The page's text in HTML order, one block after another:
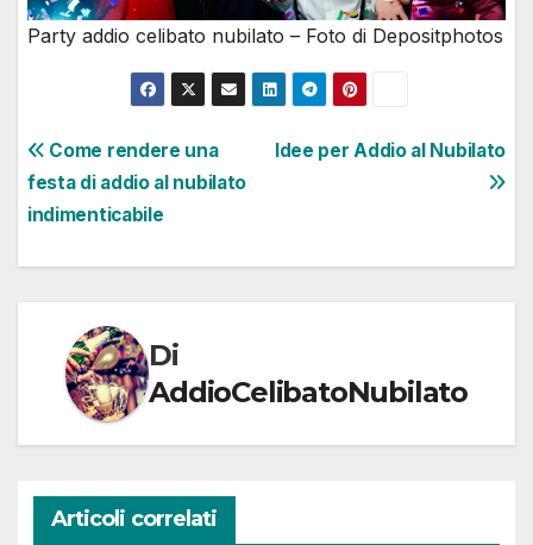
Party addio celibato nubilato – Foto di Depositphotos
Navigazione
articoli
Idee per Addio al Nubilato
Come rendere una
festa di addio al nubilato
indimenticabile
Di
AddioCelibatoNubilato
Articoli correlati